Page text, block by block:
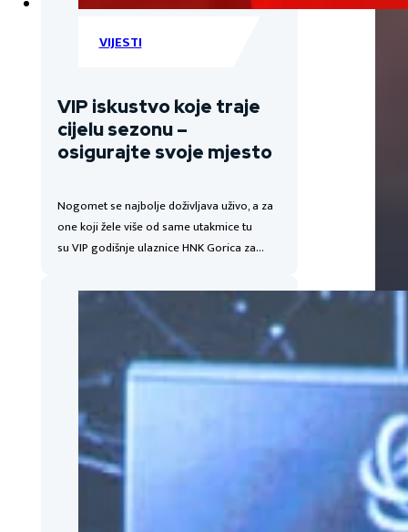
VIJESTI
VIP iskustvo koje traje
cijelu sezonu –
osigurajte svoje mjesto
Nogomet se najbolje doživljava uživo, a za
one koji žele više od same utakmice tu
su VIP godišnje ulaznice HNK Gorica za…